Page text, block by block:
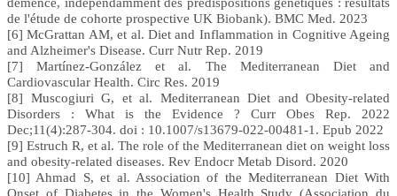
de l'étude de cohorte prospective UK Biobank). BMC Med. 2023
[6] McGrattan AM, et al. Diet and Inflammation in Cognitive Ageing
and Alzheimer's Disease. Curr Nutr Rep. 2019
[7] Martínez-González et al. The Mediterranean Diet and
Cardiovascular Health. Circ Res. 2019
[8] Muscogiuri G, et al. Mediterranean Diet and Obesity-related
Disorders : What is the Evidence ? Curr Obes Rep. 2022
Dec;11(4):287-304. doi : 10.1007/s13679-022-00481-1. Epub 2022
[9] Estruch R, et al. The role of the Mediterranean diet on weight loss
and obesity-related diseases. Rev Endocr Metab Disord. 2020
[10] Ahmad S, et al. Association of the Mediterranean Diet With